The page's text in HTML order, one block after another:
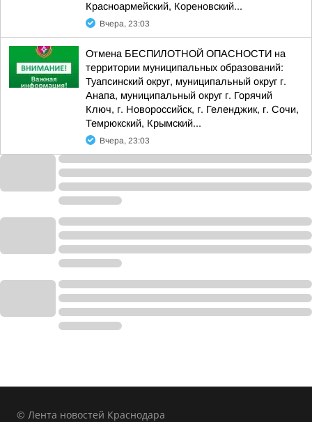
Красноармейский, Кореновский...
Вчера, 23:03
Отмена БЕСПИЛОТНОЙ ОПАСНОСТИ на
территории муниципальных образований:
Туапсинский округ, муниципальный округ г.
Анапа, муниципальный округ г. Горячий
Ключ, г. Новороссийск, г. Геленджик, г. Сочи,
Темрюкский, Крымский...
Вчера, 23:03
© Лента новостей Краснодара